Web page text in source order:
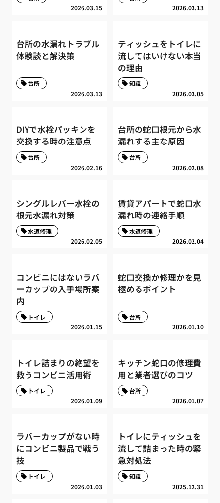
2026.03.15 2026.03.13
台所の水漏れトラブル
体験談と解決策
2026.03.13
台所
ティッシュをトイレに
流してはいけない本当
の理由
2026.03.05
知識
DIYで水栓パッキンを
交換する時の注意点
2026.02.16
台所
台所の蛇口根元から水
漏れする主な原因
2026.02.08
台所
シングルレバー水栓の
根元水漏れ対策
2026.02.05
水道修理
賃貸アパートで蛇口水
漏れ時の連絡手順
2026.02.04
水道修理
コンビニにはないラバ
ーカップの入手場所案
内
2026.01.15
トイレ
蛇口交換か修理かを見
極めるポイント
2026.01.10
台所
トイレ詰まりの絶望を
救うコンビニ活用術
2026.01.09
トイレ
キッチン蛇口の修理費
用と業者選びのコツ
2026.01.07
台所
ラバーカップがない時
にコンビニ製品で戦う
技
2026.01.03
トイレ
トイレにティッシュを
流して詰まった時の緊
急対処法
2025.12.31
知識